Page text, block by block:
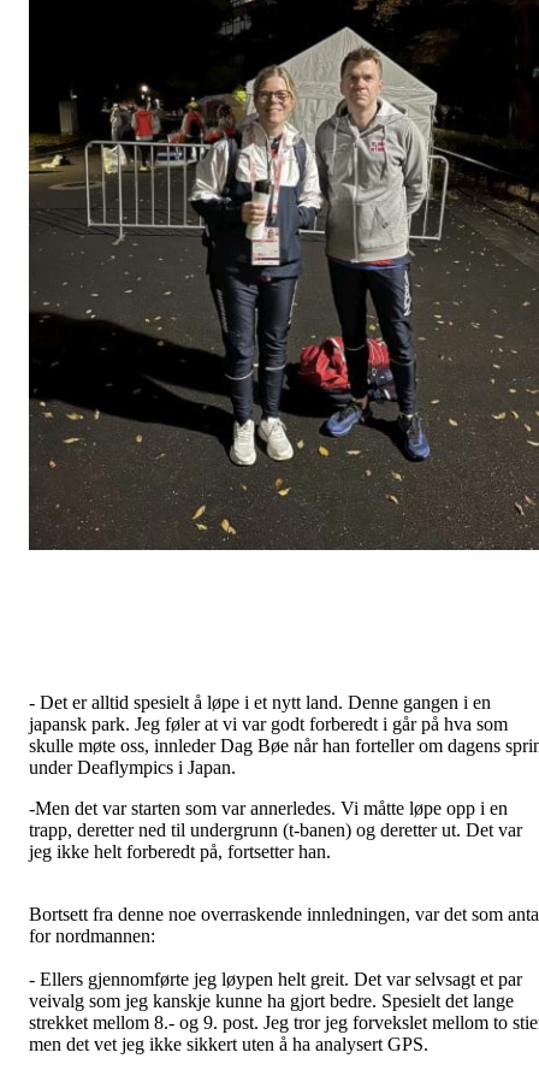
- Det er alltid spesielt å løpe i et nytt land. Denne gangen i en
japansk park. Jeg føler at vi var godt forberedt i går på hva som
skulle møte oss, innleder Dag Bøe når han forteller om dagens
under Deaflympics i Japan.
-Men det var starten som var annerledes. Vi måtte løpe opp i en
trapp, deretter ned til undergrunn (t-banen) og deretter ut. Det var
jeg ikke helt forberedt på, fortsetter han.
Bortsett fra denne noe overraskende innledningen, var det som
for nordmannen:
- Ellers gjennomførte jeg løypen helt greit. Det var selvsagt et par
veivalg som jeg kanskje kunne ha gjort bedre. Spesielt det lange
strekket mellom 8.- og 9. post. Jeg tror jeg forvekslet mellom to
men det vet jeg ikke sikkert uten å ha analysert GPS.